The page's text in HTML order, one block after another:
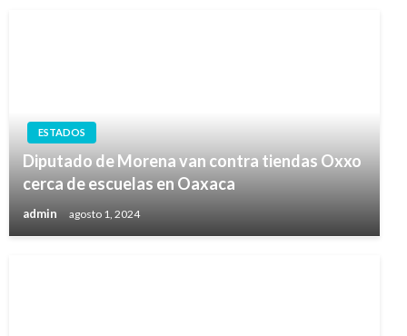
ESTADOS
Diputado de Morena van contra tiendas Oxxo
cerca de escuelas en Oaxaca
admin agosto 1, 2024